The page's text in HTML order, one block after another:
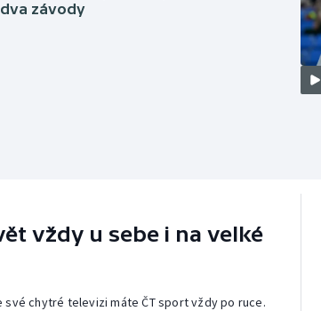
závody
vždy u sebe i na velké
své chytré televizi máte ČT sport vždy po ruce.